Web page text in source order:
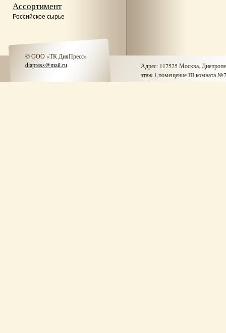
Ассортимент
Российское сырье
© ООО «ТК ДияПресс»
diapress@mail.ru
Адрес: 117525 Москва,
этаж 1,помещение III,комната №7